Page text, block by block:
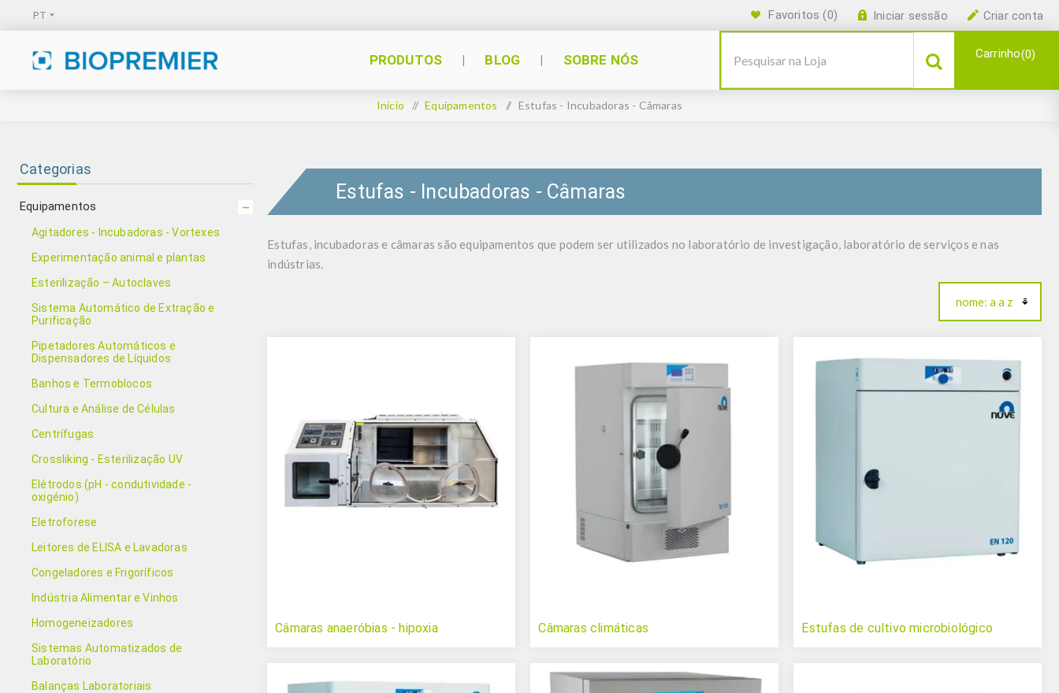
Criar conta
Iniciar sessão
Favoritos (0)
PRODUTOS BLOG SOBRE NÓS Carrinho 0
Início / Equipamentos / Estufas - Incubadoras - Câmaras
Estufas - Incubadoras - Câmaras
Estufas, incubadoras e câmaras são equipamentos que podem ser utilizados no laboratório de investigação, laboratório de serviços e nas
indústrias.
Câmaras anaeróbias - hipoxia Câmaras climáticas Estufas de cultivo microbiológico
Categorias
Equipamentos
Agitadores - Incubadoras - Vortexes
Experimentação animal e plantas
Esterilização – Autoclaves
Sistema Automático de Extração e
Purificação
Pipetadores Automáticos e
Dispensadores de Líquidos
Banhos e Termoblocos
Cultura e Análise de Células
Centrífugas
Crossliking - Esterilização UV
Elétrodos (pH - condutividade -
oxigénio)
Eletroforese
Leitores de ELISA e Lavadoras
Congeladores e Frigoríficos
Indústria Alimentar e Vinhos
Homogeneizadores
Sistemas Automatizados de
Laboratório
Balanças Laboratoriais